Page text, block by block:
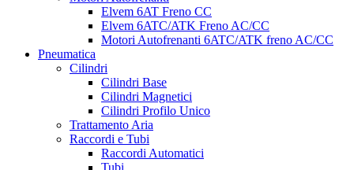
Elvem 6AT Freno CC
Elvem 6ATC/ATK Freno AC/CC
Motori Autofrenanti 6ATC/ATK freno AC/CC
Pneumatica
Cilindri
Cilindri Base
Cilindri Magnetici
Cilindri Profilo Unico
Trattamento Aria
Raccordi e Tubi
Raccordi Automatici
Tubi